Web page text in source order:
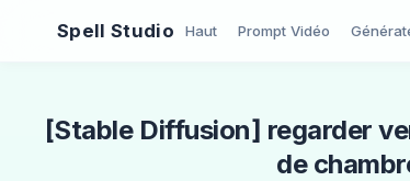
Spell Studio Haut Prompt Vidéo
[Stable Diffusion] regarder
de